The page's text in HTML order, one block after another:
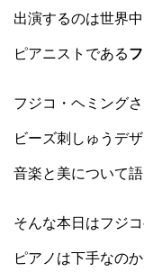
出演するのは世界
ピアニストである
フジコ・ヘミング
ビーズ刺しゅうデ
音楽と美について語
そんな本日はフジ
ピアノは下手なの